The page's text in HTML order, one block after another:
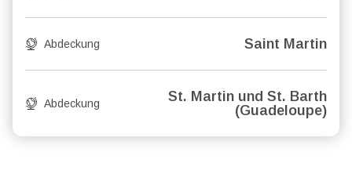
Abdeckung Saint Martin
Abdeckung
St. Martin und St. Barth
(Guadeloupe)